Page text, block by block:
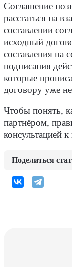
Соглашение
расстаться на
составлении
исходный
составления на
подписания
которые
договору уже
Чтобы понять,
партнёром,
консультацией
Поделиться